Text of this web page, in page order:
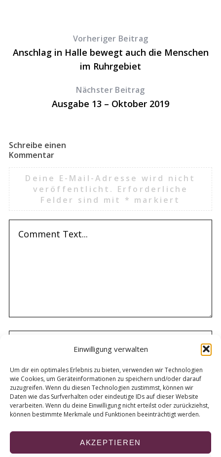
Einwilligung verwalten
Um dir ein optimales Erlebnis zu bieten, verwenden wir Technologien
wie Cookies, um Geräteinformationen zu speichern und/oder darauf
zuzugreifen. Wenn du diesen Technologien zustimmst, können wir
Daten wie das Surfverhalten oder eindeutige IDs auf dieser Website
verarbeiten. Wenn du deine Einwilligung nicht erteilst oder zurückziehst,
können bestimmte Merkmale und Funktionen beeinträchtigt werden.
AKZEPTIEREN
Vorheriger Beitrag
Anschlag in Halle bewegt auch die Menschen
im Ruhrgebiet
Nächster Beitrag
Ausgabe 13 – Oktober 2019
Schreibe einen
Kommentar
Deine E-Mail-Adresse wird nicht
veröffentlicht. Erforderliche
Felder sind mit * markiert